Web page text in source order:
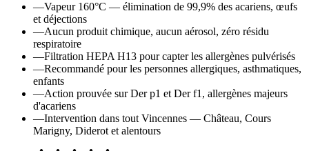
—Vapeur 160°C — élimination de 99,9% des acariens, œufs
et déjections
—Aucun produit chimique, aucun aérosol, zéro résidu
respiratoire
—Filtration HEPA H13 pour capter les allergènes pulvérisés
—Recommandé pour les personnes allergiques, asthmatiques,
enfants
—Action prouvée sur Der p1 et Der f1, allergènes majeurs
d'acariens
—Intervention dans tout Vincennes — Château, Cours
Marigny, Diderot et alentours